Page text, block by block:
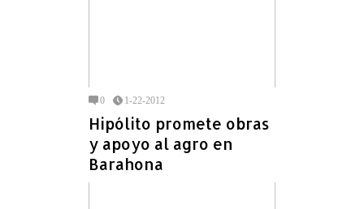
0 1-22-2012
Hipólito promete obras
y apoyo al agro en
Barahona